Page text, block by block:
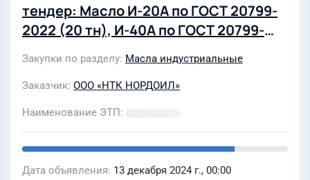
тендер: Масло И-20А по ГОСТ 20799-
2022 (20 тн), И-40А по ГОСТ 20799-
017-2022 (20 тн), HVI/VHVI-8 по СТО
00149765-017-2022 (20 тн) . Авто
налив
Закупки по разделу Масла индустриальные
Заказчик ООО «НТК НОРДОИЛ»
Наименование ЭТП
Дата объявления 13 декабря 2024 г., 00:00